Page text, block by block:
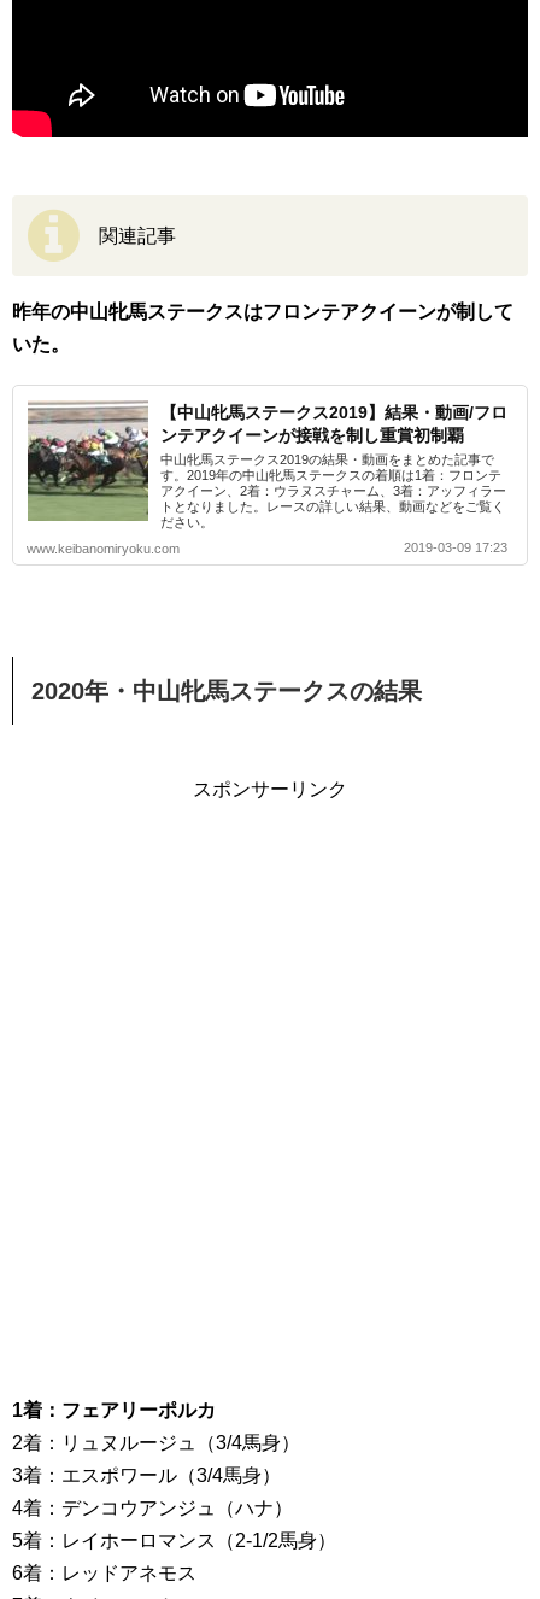
関連記事
昨年の中山牝馬ステークスはフロンテアクイーンが制して
いた。
【中山牝馬ステークス2019】結果・動画/フロ
ンテアクイーンが接戦を制し重賞初制覇
中山牝馬ステークス2019の結果・動画をまとめた記事で
す。2019年の中山牝馬ステークスの着順は1着：フロンテ
アクイーン、2着：ウラヌスチャーム、3着：アッフィラー
トとなりました。レースの詳しい結果、動画などをご覧く
ださい。
www.keibanomiryoku.com
2019-03-09 17:23
2020年・中山牝馬ステークスの結果
スポンサーリンク
1着：フェアリーポルカ
2着：リュヌルージュ（3/4馬身）
3着：エスポワール（3/4馬身）
4着：デンコウアンジュ（ハナ）
5着：レイホーロマンス（2-1/2馬身）
6着：レッドアネモス